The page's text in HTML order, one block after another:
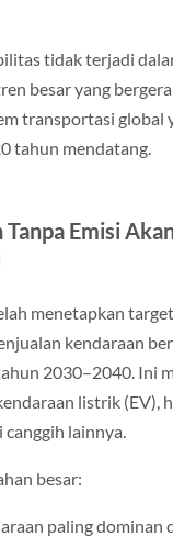
tidak terjadi
besar yang
transportasi global
tahun mendatang.
Tanpa Emisi
menetapkan
kendaraan
2030–2040. Ini
listrik (EV),
lainnya.
besar:
paling dominan